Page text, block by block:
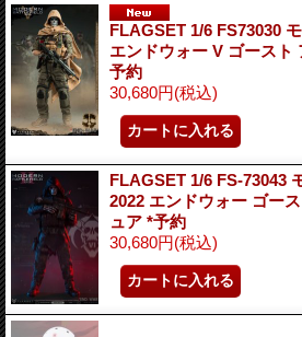
FLAGSET 1/6 FS73030
エンドウォー V ゴースト
予約
30,680円(税込)
FLAGSET 1/6 FS-73043
2022 エンドウォー ゴー
ュア *予約
30,680円(税込)